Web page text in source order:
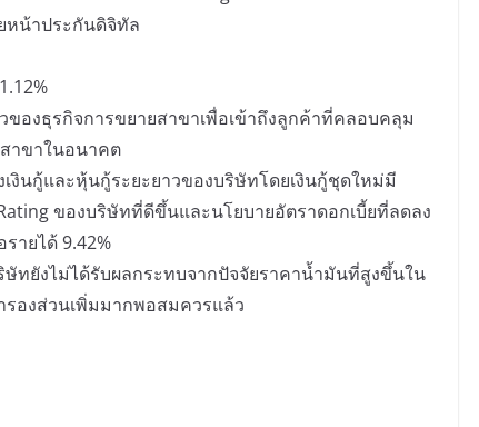
หน้าประกันดิจิทัล
องธุรกิจการขยายสาขาเพื่อเข้าถึงลูกค้าที่คลอบคลุม
าขาในอนาคต
งินกู้และหุ้นกู้ระยะยาวของบริษัทโดยเงินกู้ชุดใหม่มี
ของบริษัทที่ดีขึ้นและนโยบายอัตราดอกเบี้ยที่ลดลง
รายได้ 9.42%
ทยังไม่ได้รับผลกระทบจากปัจจัยราคาน้ำมันที่สูงขึ้นใน
รองส่วนเพิ่มมากพอสมควรแล้ว